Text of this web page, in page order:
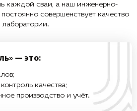
каждой сваи, а наш инженерно-
совершенствует качество
лаборатории.
— это:
качества;
производство и учёт.